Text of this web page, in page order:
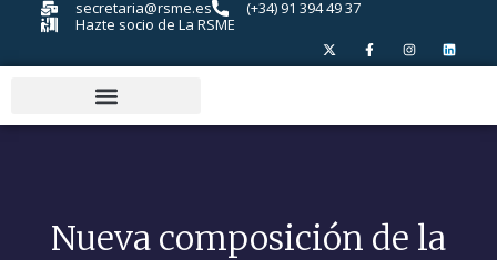
secretaria@rsme.es
(+34) 91 394 49 37
Hazte socio de La RSME
Nueva composición de la